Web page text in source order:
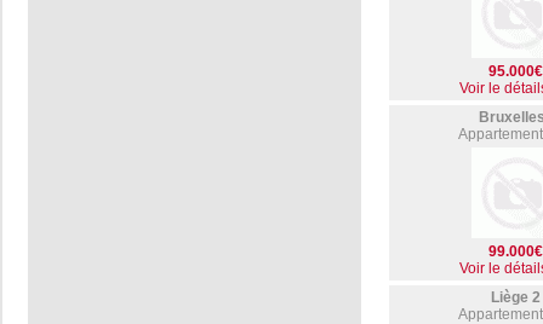
95.000€
Voir le
99.000€
Voir le
Liège 2